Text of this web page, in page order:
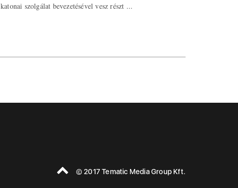
katonai szolgálat bevezetésével vesz részt ...
© 2017 Tematic Media Group Kft.